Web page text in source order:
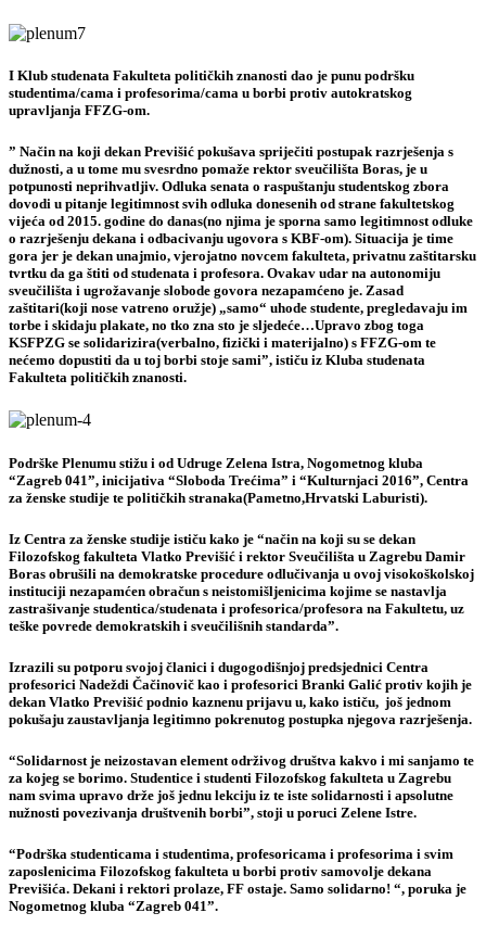
I Klub studenata Fakulteta političkih znanosti dao je punu podršku
studentima/cama i profesorima/cama u borbi protiv autokratskog
upravljanja FFZG-om.
” Način na koji dekan Previšić pokušava spriječiti postupak razrješenja s
dužnosti, a u tome mu svesrdno pomaže rektor sveučilišta Boras, je u
potpunosti neprihvatljiv. Odluka senata o raspuštanju studentskog zbora
dovodi u pitanje legitimnost svih odluka donesenih od strane fakultetskog
vijeća od 2015. godine do danas(no njima je sporna samo legitimnost odluke
o razrješenju dekana i odbacivanju ugovora s KBF-om). Situacija je time
gora jer je dekan unajmio, vjerojatno novcem fakulteta, privatnu zaštitarsku
tvrtku da ga štiti od studenata i profesora. Ovakav udar na autonomiju
sveučilišta i ugrožavanje slobode govora nezapamćeno je. Zasad
zaštitari(koji nose vatreno oružje) „samo“ uhode studente, pregledavaju im
torbe i skidaju plakate, no tko zna sto je sljedeće…Upravo zbog toga
KSFPZG se solidarizira(verbalno, fizički i materijalno) s FFZG-om te
nećemo dopustiti da u toj borbi stoje sami”, ističu iz Kluba studenata
Fakulteta političkih znanosti.
Podrške Plenumu stižu i od Udruge Zelena Istra, Nogometnog kluba
“Zagreb 041”, inicijativa “Sloboda Trećima” i “Kulturnjaci 2016”, Centra
za ženske studije te političkih stranaka(Pametno,Hrvatski Laburisti).
Iz Centra za ženske studije ističu kako je “način na koji su se dekan
Filozofskog fakulteta Vlatko Previšić i rektor Sveučilišta u Zagrebu Damir
Boras obrušili na demokratske procedure odlučivanja u ovoj visokoškolskoj
instituciji nezapamćen obračun s neistomišljenicima kojime se nastavlja
zastrašivanje studentica/studenata i profesorica/profesora na Fakultetu, uz
teške povrede demokratskih i sveučilišnih standarda”.
Izrazili su potporu svojoj članici i dugogodišnjoj predsjednici Centra
profesorici Nadeždi Čačinovič kao i profesorici Branki Galić protiv kojih je
dekan Vlatko Previšić podnio kaznenu prijavu u, kako ističu, još jednom
pokušaju zaustavljanja legitimno pokrenutog postupka njegova razrješenja.
“Solidarnost je neizostavan element održivog društva kakvo i mi sanjamo te
za kojeg se borimo. Studentice i studenti Filozofskog fakulteta u Zagrebu
nam svima upravo drže još jednu lekciju iz te iste solidarnosti i apsolutne
nužnosti povezivanja društvenih borbi”, stoji u poruci Zelene Istre.
“Podrška studenticama i studentima, profesoricama i profesorima i svim
zaposlenicima Filozofskog fakulteta u borbi protiv samovolje dekana
Previšića. Dekani i rektori prolaze, FF ostaje. Samo solidarno! “, poruka je
Nogometnog kluba “Zagreb 041”.